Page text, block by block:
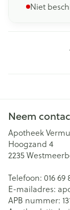
Niet
Neem
Apotheek
Hoogzand 4
2235
Telefoon: 016 69
E-mailadres:
APB nummer: